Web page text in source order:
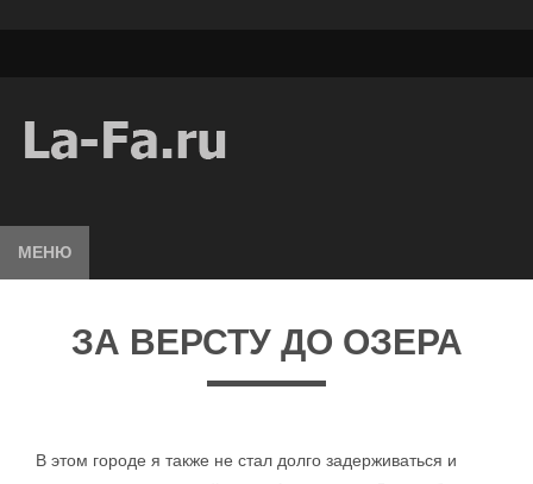
МЕНЮ
ЗА ВЕРСТУ ДО ОЗЕРА
В этом городе я также не стал долго задерживаться и